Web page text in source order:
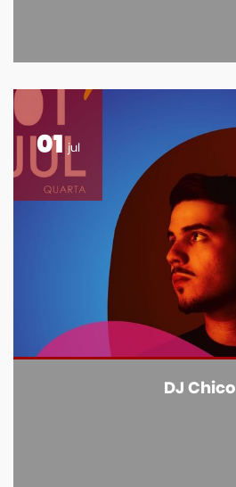
01 jul
DJ Chico